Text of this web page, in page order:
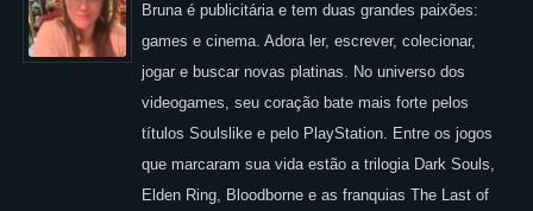
Bruna é publicitária e tem duas grandes paixões:
games e cinema. Adora ler, escrever, colecionar,
jogar e buscar novas platinas. No universo dos
videogames, seu coração bate mais forte pelos
títulos Soulslike e pelo PlayStation. Entre os jogos
que marcaram sua vida estão a trilogia Dark Souls,
Elden Ring, Bloodborne e as franquias The Last of